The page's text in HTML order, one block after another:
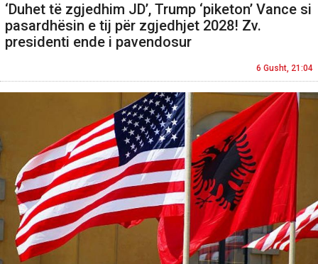
‘Duhet të zgjedhim JD’, Trump ‘piketon’ Vance si
pasardhësin e tij për zgjedhjet 2028! Zv.
presidenti ende i pavendosur
6 Gusht, 21:04